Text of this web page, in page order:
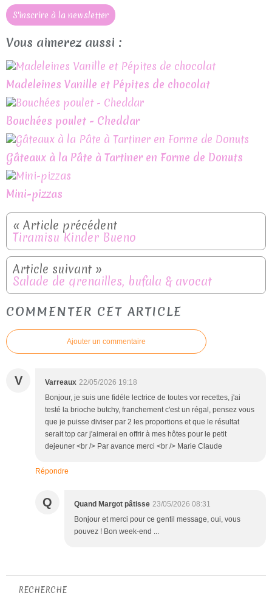
S'inscrire à la newsletter
Vous aimerez aussi :
Madeleines Vanille et Pépites de chocolat
Bouchées poulet - Cheddar
Gâteaux à la Pâte à Tartiner en Forme de Donuts
Mini-pizzas
Tiramisu Kinder Bueno
Salade de grenailles, bufala & avocat
COMMENTER CET ARTICLE
Ajouter un commentaire
V Varreaux 22/05/2026 19:18
Bonjour, je suis une fidéle lectrice de toutes vor recettes, j'ai
testé la brioche butchy, franchement c'est un régal, pensez vous
que je puisse diviser par 2 les proportions et que le résultat
serait top car j'aimerai en offrir à mes hôtes pour le petit
dejeuner <br /> Par avance merci <br /> Marie Claude
Répondre
Q Quand Margot pâtisse 23/05/2026 08:31
Bonjour et merci pour ce gentil message, oui, vous
pouvez ! Bon week-end ...
RECHERCHE